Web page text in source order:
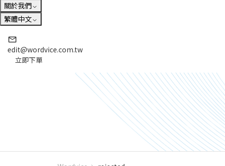
關於我們
繁體中文
edit@wordvice.com.tw
立即下單